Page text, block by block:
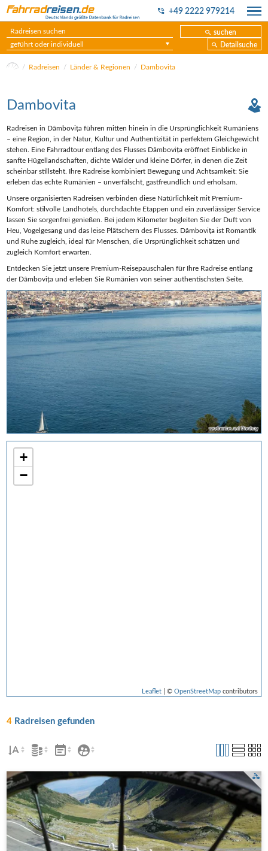
+49 2222 979214
suchen
geführt oder individuell
Detailsuche
Radreisen Länder & Regionen Dambovita
wsdamiao auf Pixabay
+
−
Leaflet| © OpenStreetMapcontributors
Dambovita
Radreisen in Dâmbovița führen mitten hinein in die Ursprünglichkeit Rumäniens
– eine Region, in der Natur, Kultur und Authentizität in perfektem Gleichgewicht
stehen. Eine Fahrradtour entlang des Flusses Dâmbovița eröffnet Einblicke in
sanfte Hügellandschaften, dichte Wälder und kleine Dörfer, in denen die Zeit
scheinbar stillsteht. Ihre Radreise kombiniert Bewegung und Achtsamkeit: Sie
erleben das echte Rumänien – unverfälscht, gastfreundlich und erholsam.
Unsere organisierten Radreisen verbinden diese Natürlichkeit mit Premium-
Komfort: stilvolle Landhotels, durchdachte Etappen und ein zuverlässiger Service
lassen Sie sorgenfrei genießen. Bei jedem Kilometer begleiten Sie der Duft von
Heu, Vogelgesang und das leise Plätschern des Flusses. Dâmbovița ist Romantik
und Ruhe zugleich, ideal für Menschen, die Ursprünglichkeit schätzen und
zugleich Komfort erwarten.
Entdecken Sie jetzt unsere Premium-Reisepauschalen für Ihre Radreise entlang
der Dâmbovița und erleben Sie Rumänien von seiner authentischsten Seite.
4 Radreisen gefunden